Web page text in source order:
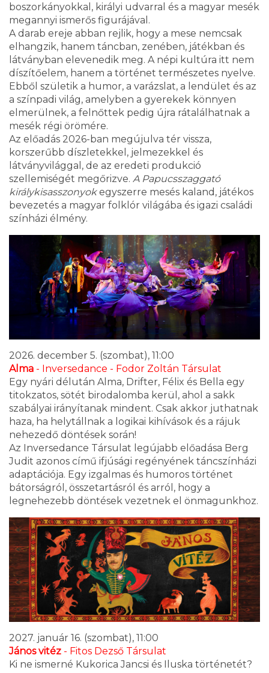
boszorkányokkal, királyi udvarral és a magyar mesék
megannyi ismerős figurájával.
A darab ereje abban rejlik, hogy a mese nemcsak
elhangzik, hanem táncban, zenében, játékban és
látványban elevenedik meg. A népi kultúra itt nem
díszítőelem, hanem a történet természetes nyelve.
Ebből születik a humor, a varázslat, a lendület és az
a színpadi világ, amelyben a gyerekek könnyen
elmerülnek, a felnőttek pedig újra rátalálhatnak a
mesék régi örömére.
Az előadás 2026-ban megújulva tér vissza,
korszerűbb díszletekkel, jelmezekkel és
látványvilággal, de az eredeti produkció
szellemiségét megőrizve. A Papucsszaggató
királykisasszonyokegyszerre mesés kaland, játékos
bevezetés a magyar folklór világába és igazi családi
színházi élmény.
2026. december 5. (szombat), 11:00
Alma - Inversedance - Fodor Zoltán Társulat
Egy nyári délután Alma, Drifter, Félix és Bella egy
titokzatos, sötét birodalomba kerül, ahol a sakk
szabályai irányítanak mindent. Csak akkor juthatnak
haza, ha helytállnak a logikai kihívások és a rájuk
nehezedő döntések során!
Az Inversedance Társulat legújabb előadása Berg
Judit azonos című ifjúsági regényének táncszínházi
adaptációja. Egy izgalmas és humoros történet
bátorságról, összetartásról és arról, hogy a
legnehezebb döntések vezetnek el önmagunkhoz.
2027. január 16. (szombat), 11:00
János vitéz - Fitos Dezső Társulat
Ki ne ismerné Kukorica Jancsi és Iluska történetét?